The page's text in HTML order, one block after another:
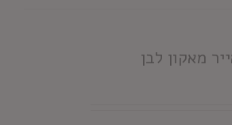
מאקון לבן